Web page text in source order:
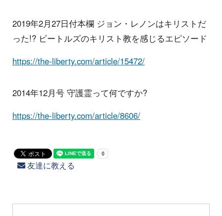
2019年2月27日付本欄 ジョン・レノンはキリストだ
った!? ビートルズのキリスト教を感じるエピソード
https://the-liberty.com/article/15472/
2014年12月号 守護霊って何ですか?
https://the-liberty.com/article/8606/
友達に教える